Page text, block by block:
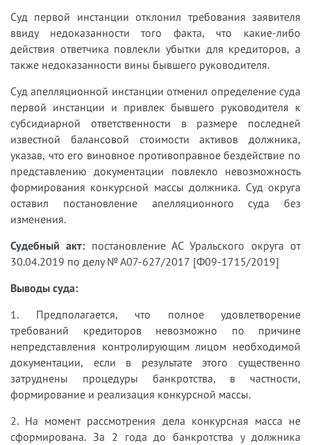
Суд первой инстанции отклонил требования заявителя
ввиду недоказанности того факта, что какие-либо
действия ответчика повлекли убытки для кредиторов, а
также недоказанности вины бывшего руководителя.
Суд апелляционной инстанции отменил определение суда
первой инстанции и привлек бывшего руководителя к
субсидиарной ответственности в размере последней
известной балансовой стоимости активов должника,
указав, что его виновное противоправное бездействие по
представлению документации повлекло невозможность
формирования конкурсной массы должника. Суд округа
оставил постановление апелляционного суда без
изменения.
Судебный акт: постановление АС Уральского округа от
30.04.2019 по делу № А07-627/2017 [Ф09-1715/2019]
Выводы суда:
1. Предполагается, что полное удовлетворение
требований кредиторов невозможно по причине
непредставления контролирующим лицом необходимой
документации, если в результате этого существенно
затруднены процедуры банкротства, в частности,
формирование и реализация конкурсной массы.
2. На момент рассмотрения дела конкурсная масса не
сформирована. За 2 года до банкротства у должника